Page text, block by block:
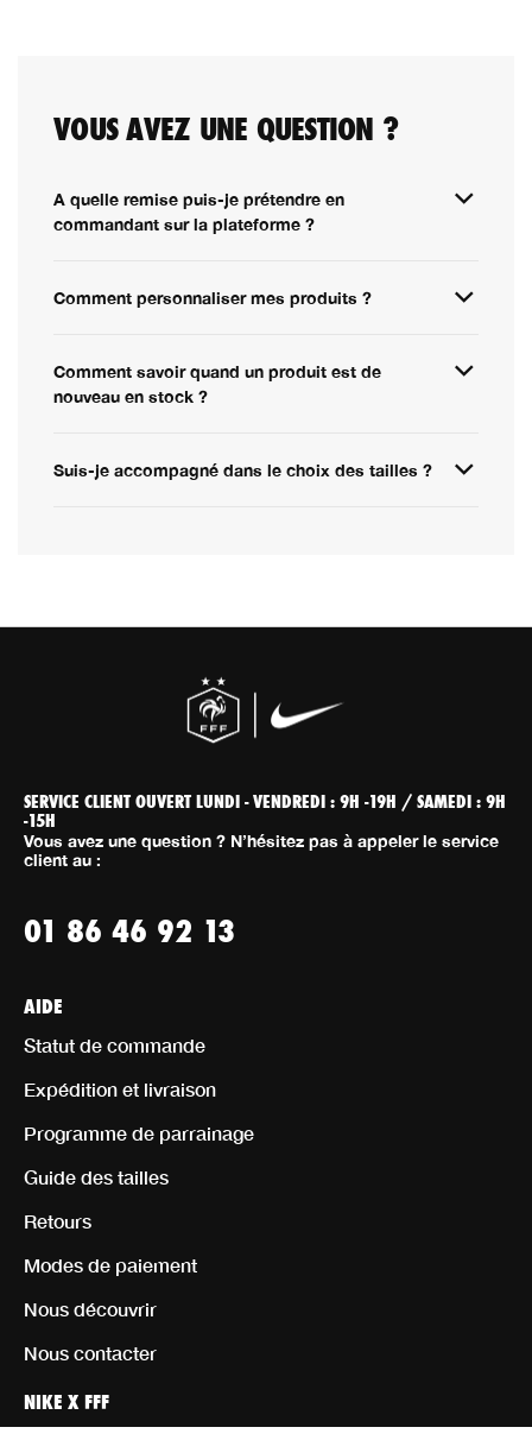
VOUS AVEZ UNE QUESTION ?
A quelle remise puis-je prétendre en
commandant sur la plateforme ?
Comment personnaliser mes produits ?
Comment savoir quand un produit est de
nouveau en stock ?
Suis-je accompagné dans le choix des tailles ?
SERVICE CLIENT OUVERT LUNDI - VENDREDI : 9H -19H / SAMEDI : 9H
-15H
Vous avez une question ? N’hésitez pas à appeler le service
client au :
01 86 46 92 13
AIDE
Statut de commande
Expédition et livraison
Programme de parrainage
Guide des tailles
Retours
Modes de paiement
Nous découvrir
Nous contacter
NIKE X FFF